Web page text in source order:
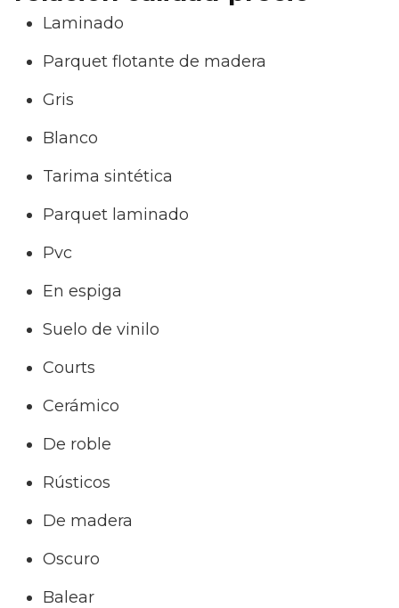
Laminado
Parquet flotante de madera
Gris
Blanco
Tarima sintética
Parquet laminado
Pvc
En espiga
Suelo de vinilo
Courts
Cerámico
De roble
Rústicos
De madera
Oscuro
Balear